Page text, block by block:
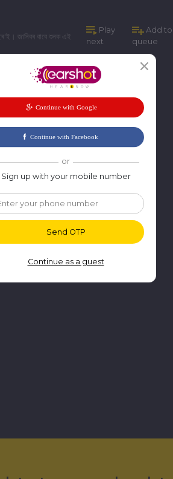
or
Sign up with your mobile number
Send OTP
Continue as a guest
জানিবৰ বাবে শুনক এই
Play
next
Add to
queue